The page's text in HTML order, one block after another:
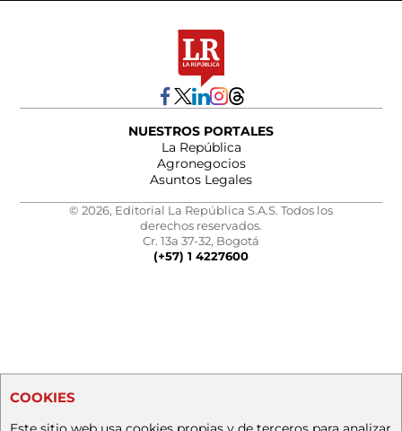
NUESTROS PORTALES
La República
Agronegocios
Asuntos Legales
© 2026, Editorial La República S.A.S. Todos los
derechos reservados.
Cr. 13a 37-32, Bogotá
(+57) 1 4227600
COOKIES